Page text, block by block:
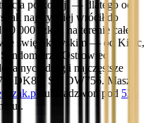
po kolizji — dlatego od
jak najszybciej wrócił do
000 szkód na terenie całej
świętokrzyskim — od Kielc,
i Ostrowiec
dróg i najczęstsze
DK83, S7, DW756. Masz
lub zadzwoń pod 536